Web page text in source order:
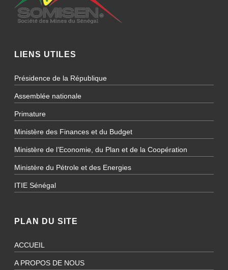
LIENS UTILES
Présidence de la République
Assemblée nationale
Primature
Ministère des Finances et du Budget
Ministère de l’Economie, du Plan et de la Coopération
Ministère du Pétrole et des Energies
ITIE Sénégal
PLAN DU SITE
ACCUEIL
A PROPOS DE NOUS